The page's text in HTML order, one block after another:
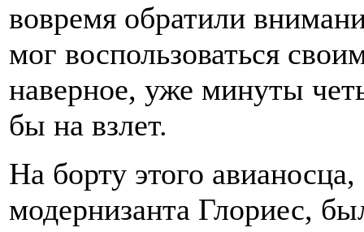
вовремя обратили
мог воспользоваться
наверное, уже минуты
бы на взлет.
На борту этого
модернизанта Глориес,